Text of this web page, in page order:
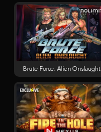
Brute Force: Alien Onslaught